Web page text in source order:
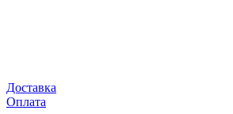
Доставка
Оплата